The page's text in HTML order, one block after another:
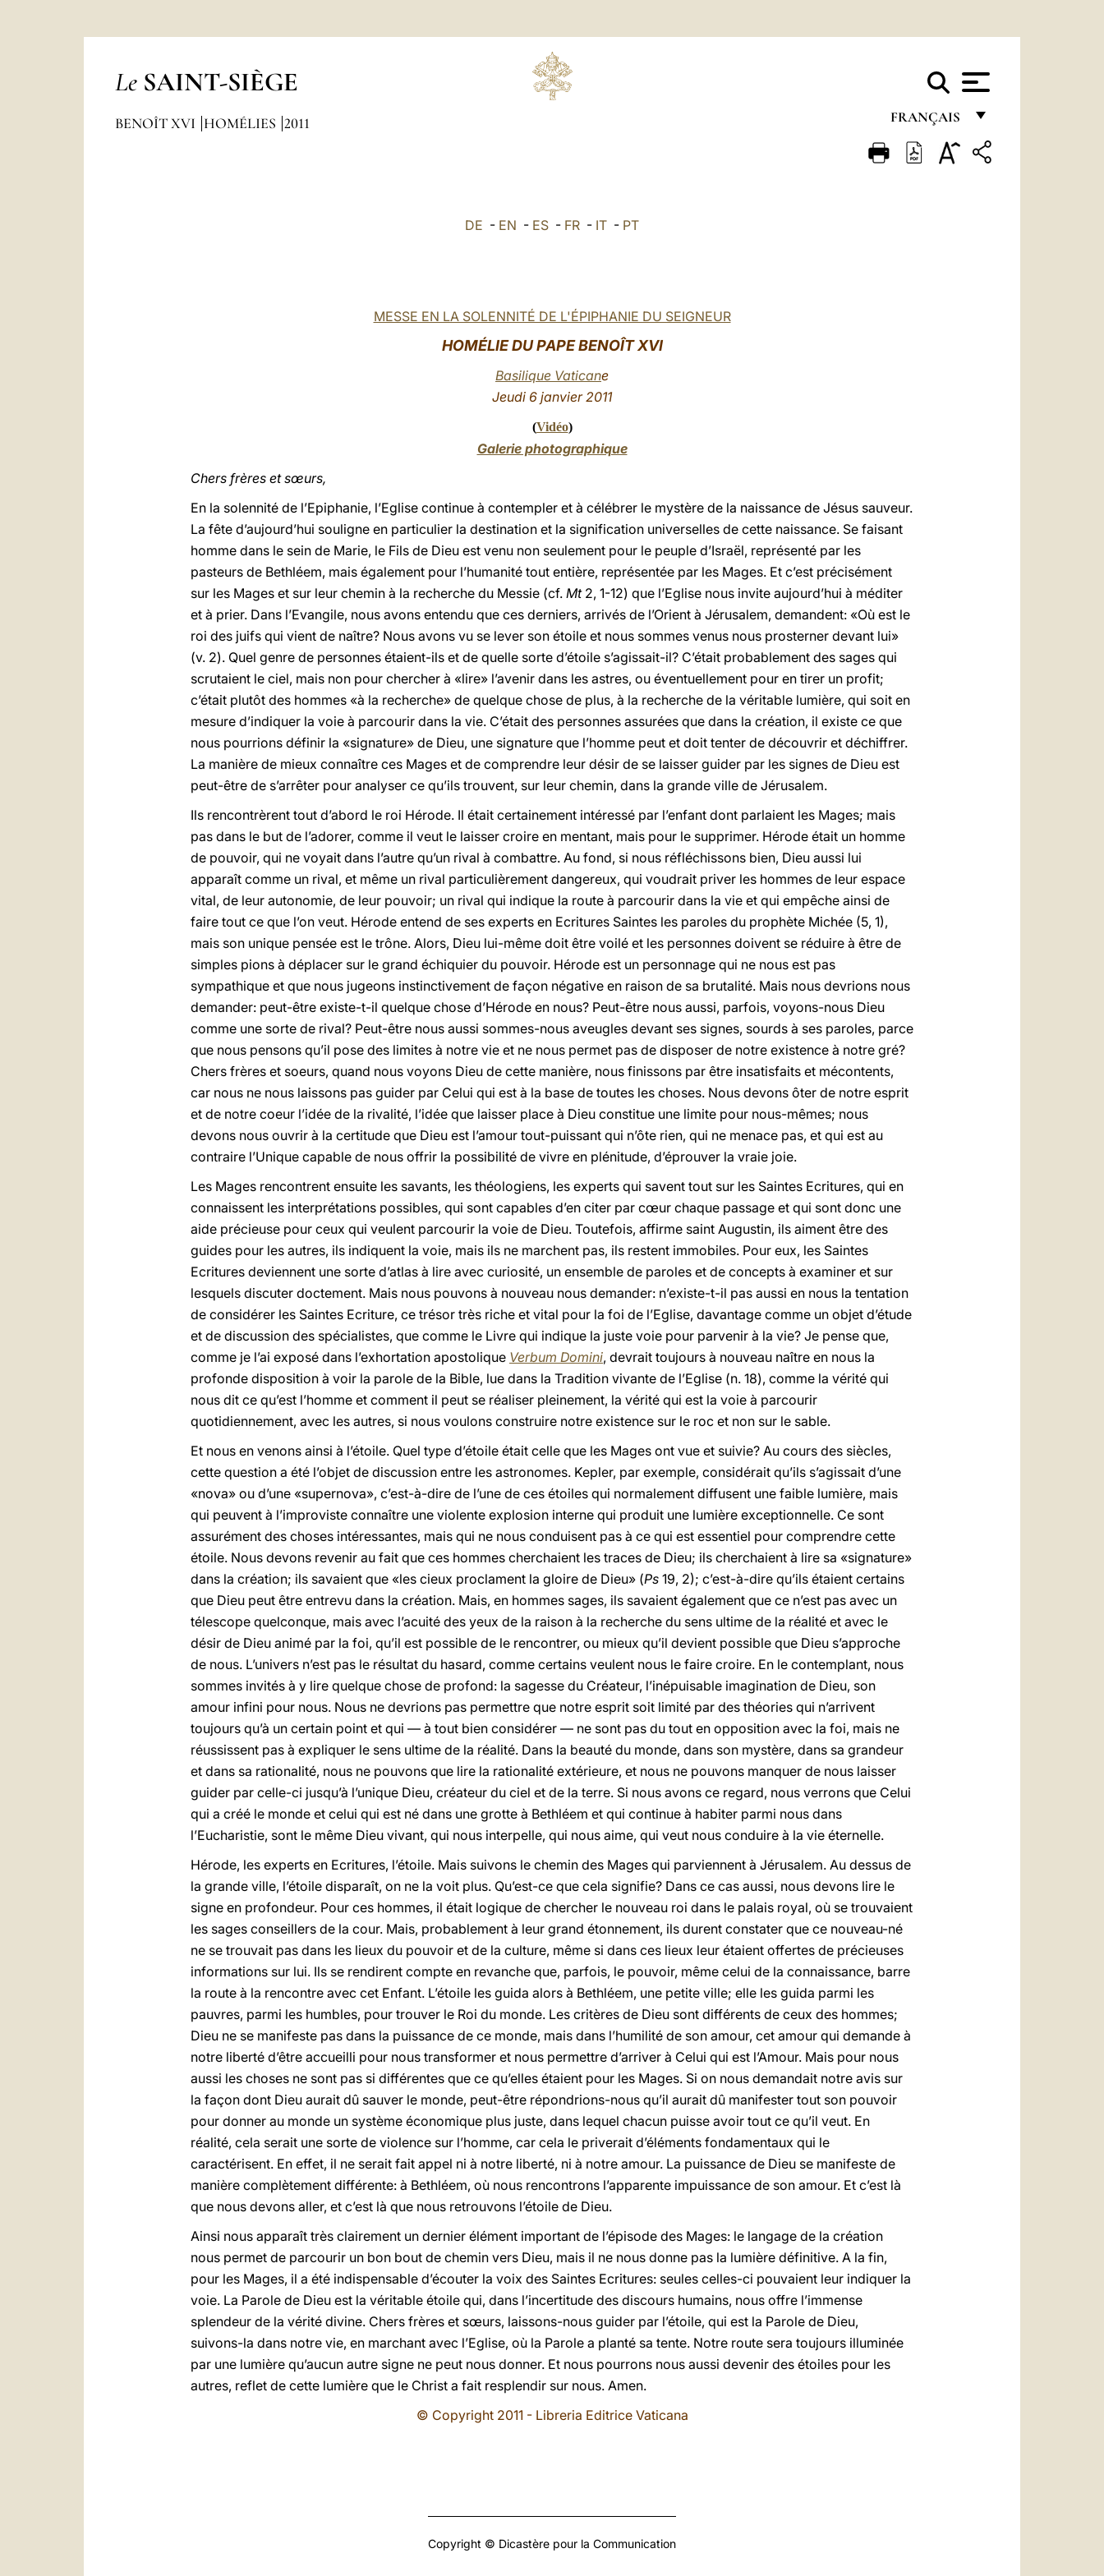
Le SAINT-SIÈGE
FRANÇAIS
FRANÇAIS
BENOÎT XVI HOMÉLIES 2011
DE - EN - ES - FR - IT - PT
MESSE EN LA SOLENNITÉ DE L'ÉPIPHANIE DU SEIGNEUR
HOMÉLIE DU PAPE BENOÎT XVI
Basilique Vaticane
Jeudi 6 janvier 2011
(Vidéo)
Galerie photographique
Chers frères et sœurs,
En la solennité de l’Epiphanie, l’Eglise continue à contempler et à célébrer le mystère de la naissance de Jésus sauveur.
La fête d’aujourd’hui souligne en particulier la destination et la signification universelles de cette naissance. Se faisant
homme dans le sein de Marie, le Fils de Dieu est venu non seulement pour le peuple d’Israël, représenté par les
pasteurs de Bethléem, mais également pour l’humanité tout entière, représentée par les Mages. Et c’est précisément
sur les Mages et sur leur chemin à la recherche du Messie (cf. Mt2, 1-12) que l’Eglise nous invite aujourd’hui à méditer
et à prier. Dans l’Evangile, nous avons entendu que ces derniers, arrivés de l’Orient à Jérusalem, demandent: «Où est le
roi des juifs qui vient de naître? Nous avons vu se lever son étoile et nous sommes venus nous prosterner devant lui»
(v. 2). Quel genre de personnes étaient-ils et de quelle sorte d’étoile s’agissait-il? C’était probablement des sages qui
scrutaient le ciel, mais non pour chercher à «lire» l’avenir dans les astres, ou éventuellement pour en tirer un profit;
c’était plutôt des hommes «à la recherche» de quelque chose de plus, à la recherche de la véritable lumière, qui soit en
mesure d’indiquer la voie à parcourir dans la vie. C’était des personnes assurées que dans la création, il existe ce que
nous pourrions définir la «signature» de Dieu, une signature que l’homme peut et doit tenter de découvrir et déchiffrer.
La manière de mieux connaître ces Mages et de comprendre leur désir de se laisser guider par les signes de Dieu est
peut-être de s’arrêter pour analyser ce qu’ils trouvent, sur leur chemin, dans la grande ville de Jérusalem.
Ils rencontrèrent tout d’abord le roi Hérode. Il était certainement intéressé par l’enfant dont parlaient les Mages; mais
pas dans le but de l’adorer, comme il veut le laisser croire en mentant, mais pour le supprimer. Hérode était un homme
de pouvoir, qui ne voyait dans l’autre qu’un rival à combattre. Au fond, si nous réfléchissons bien, Dieu aussi lui
apparaît comme un rival, et même un rival particulièrement dangereux, qui voudrait priver les hommes de leur espace
vital, de leur autonomie, de leur pouvoir; un rival qui indique la route à parcourir dans la vie et qui empêche ainsi de
faire tout ce que l’on veut. Hérode entend de ses experts en Ecritures Saintes les paroles du prophète Michée (5, 1),
mais son unique pensée est le trône. Alors, Dieu lui-même doit être voilé et les personnes doivent se réduire à être de
simples pions à déplacer sur le grand échiquier du pouvoir. Hérode est un personnage qui ne nous est pas
sympathique et que nous jugeons instinctivement de façon négative en raison de sa brutalité. Mais nous devrions nous
demander: peut-être existe-t-il quelque chose d’Hérode en nous? Peut-être nous aussi, parfois, voyons-nous Dieu
comme une sorte de rival? Peut-être nous aussi sommes-nous aveugles devant ses signes, sourds à ses paroles, parce
que nous pensons qu’il pose des limites à notre vie et ne nous permet pas de disposer de notre existence à notre gré?
Chers frères et soeurs, quand nous voyons Dieu de cette manière, nous finissons par être insatisfaits et mécontents,
car nous ne nous laissons pas guider par Celui qui est à la base de toutes les choses. Nous devons ôter de notre esprit
et de notre coeur l’idée de la rivalité, l’idée que laisser place à Dieu constitue une limite pour nous-mêmes; nous
devons nous ouvrir à la certitude que Dieu est l’amour tout-puissant qui n’ôte rien, qui ne menace pas, et qui est au
contraire l’Unique capable de nous offrir la possibilité de vivre en plénitude, d’éprouver la vraie joie.
Les Mages rencontrent ensuite les savants, les théologiens, les experts qui savent tout sur les Saintes Ecritures, qui en
connaissent les interprétations possibles, qui sont capables d’en citer par cœur chaque passage et qui sont donc une
aide précieuse pour ceux qui veulent parcourir la voie de Dieu. Toutefois, affirme saint Augustin, ils aiment être des
guides pour les autres, ils indiquent la voie, mais ils ne marchent pas, ils restent immobiles. Pour eux, les Saintes
Ecritures deviennent une sorte d’atlas à lire avec curiosité, un ensemble de paroles et de concepts à examiner et sur
lesquels discuter doctement. Mais nous pouvons à nouveau nous demander: n’existe-t-il pas aussi en nous la tentation
de considérer les Saintes Ecriture, ce trésor très riche et vital pour la foi de l’Eglise, davantage comme un objet d’étude
et de discussion des spécialistes, que comme le Livre qui indique la juste voie pour parvenir à la vie? Je pense que,
comme je l’ai exposé dans l’exhortation apostolique Verbum Domini, devrait toujours à nouveau naître en nous la
profonde disposition à voir la parole de la Bible, lue dans la Tradition vivante de l’Eglise (n. 18), comme la vérité qui
nous dit ce qu’est l’homme et comment il peut se réaliser pleinement, la vérité qui est la voie à parcourir
quotidiennement, avec les autres, si nous voulons construire notre existence sur le roc et non sur le sable.
Et nous en venons ainsi à l’étoile. Quel type d’étoile était celle que les Mages ont vue et suivie? Au cours des siècles,
cette question a été l’objet de discussion entre les astronomes. Kepler, par exemple, considérait qu’ils s’agissait d’une
«nova» ou d’une «supernova», c’est-à-dire de l’une de ces étoiles qui normalement diffusent une faible lumière, mais
qui peuvent à l’improviste connaître une violente explosion interne qui produit une lumière exceptionnelle. Ce sont
assurément des choses intéressantes, mais qui ne nous conduisent pas à ce qui est essentiel pour comprendre cette
étoile. Nous devons revenir au fait que ces hommes cherchaient les traces de Dieu; ils cherchaient à lire sa «signature»
dans la création; ils savaient que «les cieux proclament la gloire de Dieu» (Ps 19, 2); c’est-à-dire qu’ils étaient certains
que Dieu peut être entrevu dans la création. Mais, en hommes sages, ils savaient également que ce n’est pas avec un
télescope quelconque, mais avec l’acuité des yeux de la raison à la recherche du sens ultime de la réalité et avec le
désir de Dieu animé par la foi, qu’il est possible de le rencontrer, ou mieux qu’il devient possible que Dieu s’approche
de nous. L’univers n’est pas le résultat du hasard, comme certains veulent nous le faire croire. En le contemplant, nous
sommes invités à y lire quelque chose de profond: la sagesse du Créateur, l’inépuisable imagination de Dieu, son
amour infini pour nous. Nous ne devrions pas permettre que notre esprit soit limité par des théories qui n’arrivent
toujours qu’à un certain point et qui — à tout bien considérer — ne sont pas du tout en opposition avec la foi, mais ne
réussissent pas à expliquer le sens ultime de la réalité. Dans la beauté du monde, dans son mystère, dans sa grandeur
et dans sa rationalité, nous ne pouvons que lire la rationalité extérieure, et nous ne pouvons manquer de nous laisser
guider par celle-ci jusqu’à l’unique Dieu, créateur du ciel et de la terre. Si nous avons ce regard, nous verrons que Celui
qui a créé le monde et celui qui est né dans une grotte à Bethléem et qui continue à habiter parmi nous dans
l’Eucharistie, sont le même Dieu vivant, qui nous interpelle, qui nous aime, qui veut nous conduire à la vie éternelle.
Hérode, les experts en Ecritures, l’étoile. Mais suivons le chemin des Mages qui parviennent à Jérusalem. Au dessus de
la grande ville, l’étoile disparaît, on ne la voit plus. Qu’est-ce que cela signifie? Dans ce cas aussi, nous devons lire le
signe en profondeur. Pour ces hommes, il était logique de chercher le nouveau roi dans le palais royal, où se trouvaient
les sages conseillers de la cour. Mais, probablement à leur grand étonnement, ils durent constater que ce nouveau-né
ne se trouvait pas dans les lieux du pouvoir et de la culture, même si dans ces lieux leur étaient offertes de précieuses
informations sur lui. Ils se rendirent compte en revanche que, parfois, le pouvoir, même celui de la connaissance, barre
la route à la rencontre avec cet Enfant. L’étoile les guida alors à Bethléem, une petite ville; elle les guida parmi les
pauvres, parmi les humbles, pour trouver le Roi du monde. Les critères de Dieu sont différents de ceux des hommes;
Dieu ne se manifeste pas dans la puissance de ce monde, mais dans l’humilité de son amour, cet amour qui demande à
notre liberté d’être accueilli pour nous transformer et nous permettre d’arriver à Celui qui est l’Amour. Mais pour nous
aussi les choses ne sont pas si différentes que ce qu’elles étaient pour les Mages. Si on nous demandait notre avis sur
la façon dont Dieu aurait dû sauver le monde, peut-être répondrions-nous qu’il aurait dû manifester tout son pouvoir
pour donner au monde un système économique plus juste, dans lequel chacun puisse avoir tout ce qu’il veut. En
réalité, cela serait une sorte de violence sur l’homme, car cela le priverait d’éléments fondamentaux qui le
caractérisent. En effet, il ne serait fait appel ni à notre liberté, ni à notre amour. La puissance de Dieu se manifeste de
manière complètement différente: à Bethléem, où nous rencontrons l’apparente impuissance de son amour. Et c’est là
que nous devons aller, et c’est là que nous retrouvons l’étoile de Dieu.
Ainsi nous apparaît très clairement un dernier élément important de l’épisode des Mages: le langage de la création
nous permet de parcourir un bon bout de chemin vers Dieu, mais il ne nous donne pas la lumière définitive. A la fin,
pour les Mages, il a été indispensable d’écouter la voix des Saintes Ecritures: seules celles-ci pouvaient leur indiquer la
voie. La Parole de Dieu est la véritable étoile qui, dans l’incertitude des discours humains, nous offre l’immense
splendeur de la vérité divine. Chers frères et sœurs, laissons-nous guider par l’étoile, qui est la Parole de Dieu,
suivons-la dans notre vie, en marchant avec l’Eglise, où la Parole a planté sa tente. Notre route sera toujours illuminée
par une lumière qu’aucun autre signe ne peut nous donner. Et nous pourrons nous aussi devenir des étoiles pour les
autres, reflet de cette lumière que le Christ a fait resplendir sur nous. Amen.
© Copyright 2011 - Libreria Editrice Vaticana
Copyright © Dicastère pour la Communication